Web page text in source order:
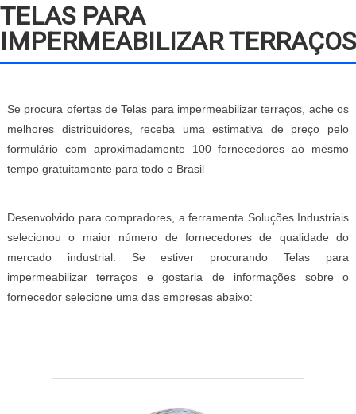
TELAS PARA
IMPERMEABILIZAR TERRAÇOS
Se procura ofertas de Telas para impermeabilizar terraços, ache os
melhores distribuidores, receba uma estimativa de preço pelo
formulário com aproximadamente 100 fornecedores ao mesmo
tempo gratuitamente para todo o Brasil
Desenvolvido para compradores, a ferramenta Soluções Industriais
selecionou o maior número de fornecedores de qualidade do
mercado industrial. Se estiver procurando Telas para
impermeabilizar terraços e gostaria de informações sobre o
fornecedor selecione uma das empresas abaixo: